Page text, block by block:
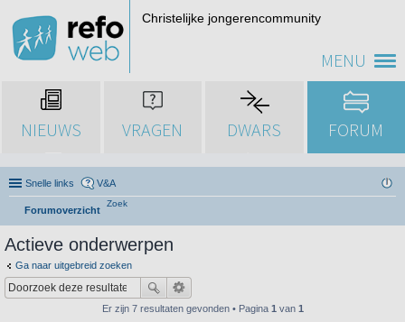
MENU
Christelijke jongerencommunity
NIEUWS VRAGEN DWARS FORUM
Snelle links V&A
Forumoverzicht
Zoek
Actieve onderwerpen
Ga naar uitgebreid zoeken
Er zijn 7 resultaten gevonden • Pagina 1 van 1